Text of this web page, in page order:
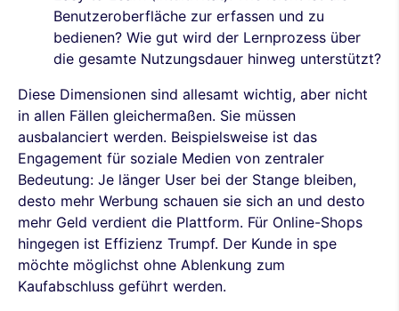
Benutzeroberfläche zur erfassen und zu
bedienen? Wie gut wird der Lernprozess über
die gesamte Nutzungsdauer hinweg unterstützt?
Diese Dimensionen sind allesamt wichtig, aber nicht
in allen Fällen gleichermaßen. Sie müssen
ausbalanciert werden. Beispielsweise ist das
Engagement für soziale Medien von zentraler
Bedeutung: Je länger User bei der Stange bleiben,
desto mehr Werbung schauen sie sich an und desto
mehr Geld verdient die Plattform. Für Online-Shops
hingegen ist Effizienz Trumpf. Der Kunde in spe
möchte möglichst ohne Ablenkung zum
Kaufabschluss geführt werden.